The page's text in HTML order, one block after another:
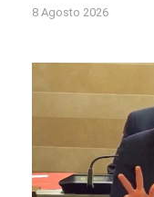
8 Agosto 2026